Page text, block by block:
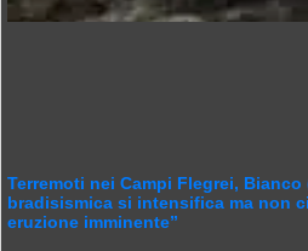
Terremoti nei Campi Flegrei,
bradisismica si intensifica ma non
eruzione imminente”